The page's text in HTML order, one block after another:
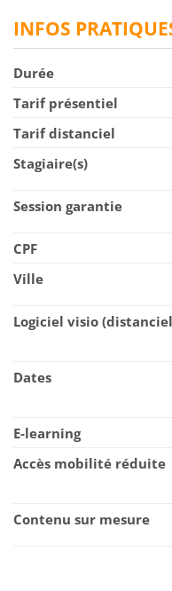
INFOS
Durée
Tarif présentiel
Tarif distanciel
Stagiaire(s)
Session garantie
CPF
Ville
Logiciel visio
Dates
E-learning
Accès mobilité réduite
Contenu sur mesure